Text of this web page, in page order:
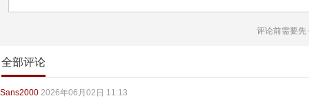
评论前需要先
全部评论
Sans2000 2026年06月02日 11:13